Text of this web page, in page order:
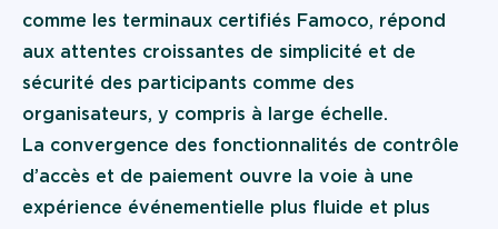
comme les terminaux certifiés Famoco, répond
aux attentes croissantes de simplicité et de
sécurité des participants comme des
organisateurs, y compris à large échelle.
La convergence des fonctionnalités de contrôle
d’accès et de paiement ouvre la voie à une
expérience événementielle plus fluide et plus